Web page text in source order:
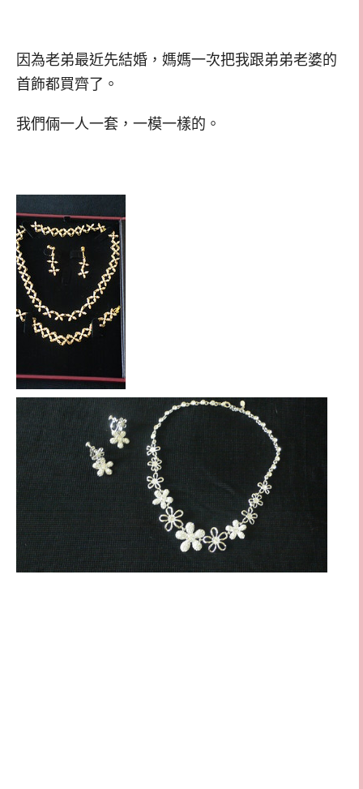
因為老弟最近先結婚，媽媽一次把我跟弟弟老婆的
首飾都買齊了。
我們倆一人一套，一模一樣的。